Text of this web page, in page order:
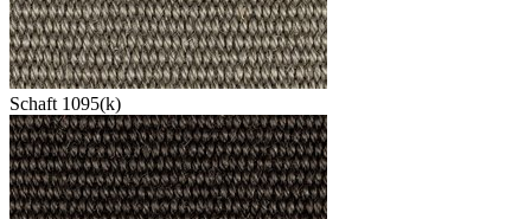
Schaft 1095(k)